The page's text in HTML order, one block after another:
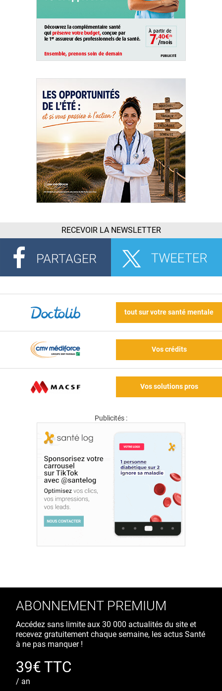
RECEVOIR LA NEWSLETTER
tout sur votre santé mentale
Vos crédits
Vos solutions pros
Publicités :
ABONNEMENT PREMIUM
Accédez sans limite aux 30 000 actualités du site et
recevez gratuitement chaque semaine, les actus Santé
à ne pas manquer !
39€ TTC
/ an